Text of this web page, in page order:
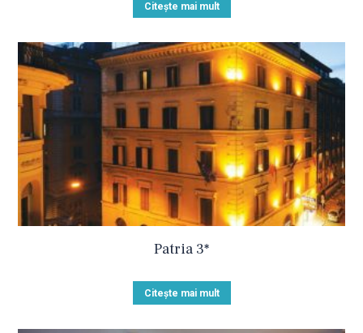
Citește mai mult
Patria 3*
Citește mai mult